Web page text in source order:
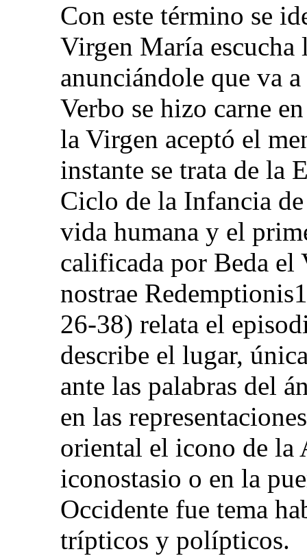
Con este término se
Virgen María escucha
anunciándole que va
Verbo se hizo carne
la Virgen aceptó el
instante se trata de la
Ciclo de la Infancia
vida humana y el
calificada por Beda el
nostrae
26-38) relata el
describe el lugar,
ante las palabras del
en las
oriental el icono de la
iconostasio o en la
Occidente fue tema
trípticos y polípticos.